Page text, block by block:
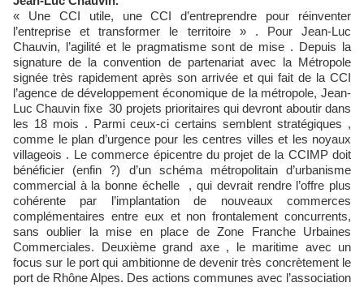
« Une CCI utile, une CCI d’entreprendre pour réinventer
l’entreprise et transformer le territoire » . Pour Jean-Luc
Chauvin, l’agilité et le pragmatisme sont de mise . Depuis la
signature de la convention de partenariat avec la Métropole
signée très rapidement après son arrivée et qui fait de la CCI
l’agence de développement économique de la métropole, Jean-
Luc Chauvin fixe 30 projets prioritaires qui devront aboutir dans
les 18 mois . Parmi ceux-ci certains semblent stratégiques ,
comme le plan d’urgence pour les centres villes et les noyaux
villageois . Le commerce épicentre du projet de la CCIMP doit
bénéficier (enfin ?) d’un schéma métropolitain d’urbanisme
commercial à la bonne échelle , qui devrait rendre l’offre plus
cohérente par l’implantation de nouveaux commerces
complémentaires entre eux et non frontalement concurrents,
sans oublier la mise en place de Zone Franche Urbaines
Commerciales. Deuxième grand axe , le maritime avec un
focus sur le port qui ambitionne de devenir très concrètement le
port de Rhône Alpes. Des actions communes avec l’association